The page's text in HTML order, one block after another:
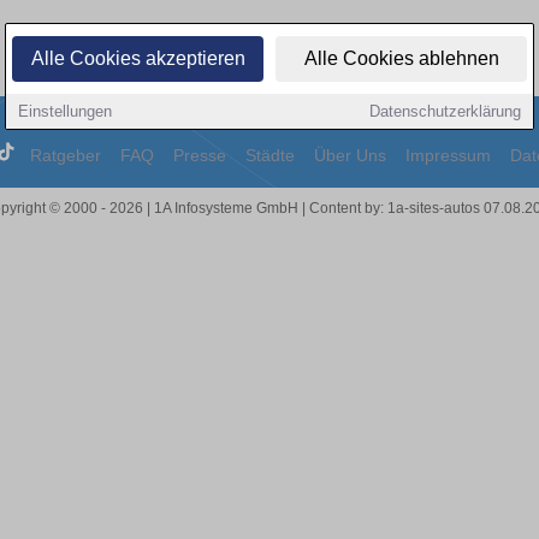
Alle Cookies akzeptieren Alle Cookies ablehnen
Einstellungen Datenschutzerklärung
Ratgeber FAQ Presse Städte Über Uns Impressum
© 2000 - 2026 | 1A Infosysteme GmbH | Content by: 1a-sites-autos